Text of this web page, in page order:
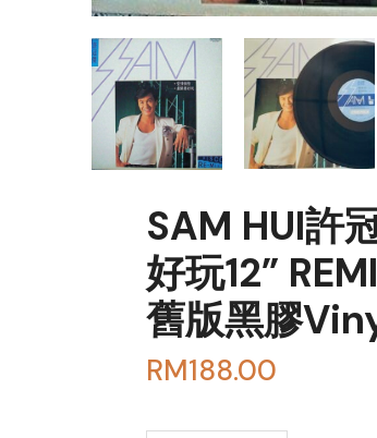
SAM HUI許
好玩12”
舊版黑膠
RM188.00